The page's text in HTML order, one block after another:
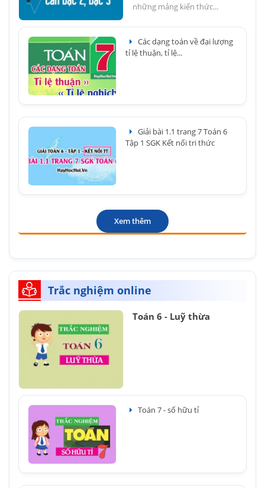
những mảng kiến thức...
Các dạng toán về đại lượng
tỉ lệ thuận, tỉ lệ...
Giải bài 1.1 trang 7 Toán 6
Tập 1 SGK Kết nối tri thức
Xem thêm
Trắc nghiệm online
Toán 6 - Luỹ thừa
Toán 7 - số hữu tỉ